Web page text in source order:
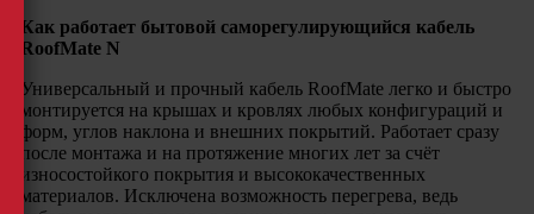
Как работает бытовой саморегулирующийся кабель
RoofMate N
Универсальный и прочный кабель RoofMate легко и быстро
монтируется на крышах и кровлях любых конфигураций и
форм, углов наклона и внешних покрытий. Работает сразу
после монтажа и на протяжение многих лет за счёт
износостойкого покрытия и высококачественных
материалов. Исключена возможность перегрева, ведь